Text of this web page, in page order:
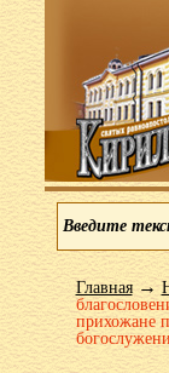
Главная→
прихожане